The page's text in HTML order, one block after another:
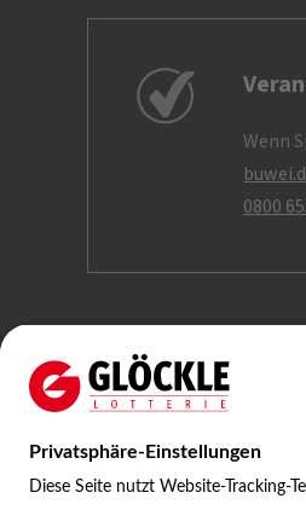
Wenn
0800